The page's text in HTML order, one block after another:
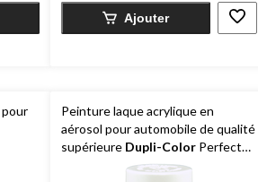
évaluationsAjouter
pour
Peinture laque acrylique en
aérosol pour automobile de qualité
supérieure Dupli-Color Perfect
Match, blanc vif, 227 g